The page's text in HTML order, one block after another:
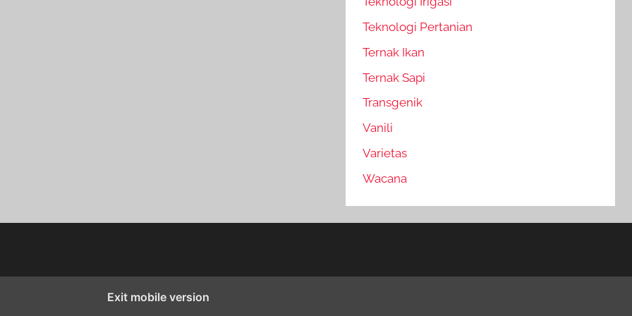
Teknologi Pertanian
Ternak Ikan
Ternak Sapi
Transgenik
Vanili
Varietas
Wacana
Exit mobile version